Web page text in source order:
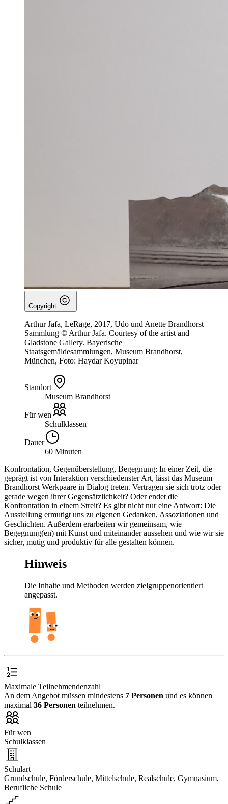
Copyright
Arthur Jafa, LeRage, 2017, Udo und Anette Brandhorst
Sammlung © Arthur Jafa. Courtesy of the artist and
Gladstone Gallery. Bayerische
Staatsgemäldesammlungen, Museum Brandhorst,
München, Foto: Haydar Koyupinar
Standort
Museum Brandhorst
Für wen
Schulklassen
Dauer
60 Minuten
Konfrontation, Gegenüberstellung, Begegnung: In einer Zeit, die
geprägt ist von Interaktion verschiedenster Art, lässt das Museum
Brandhorst Werkpaare in Dialog treten. Vertragen sie sich trotz oder
gerade wegen ihrer Gegensätzlichkeit? Oder endet die
Konfrontation in einem Streit? Es gibt nicht nur eine Antwort: Die
Ausstellung ermutigt uns zu eigenen Gedanken, Assoziationen und
Geschichten. Außerdem erarbeiten wir gemeinsam, wie
Begegnung(en) mit Kunst und miteinander aussehen und wie wir sie
sicher, mutig und produktiv für alle gestalten können.
Hinweis
Die Inhalte und Methoden werden zielgruppenorientiert
angepasst.
Maximale Teilnehmendenzahl
An dem Angebot müssen mindestens 7 Personen und es können
maximal 36 Personen teilnehmen.
Für wen
Schulklassen
Schulart
Grundschule, Förderschule, Mittelschule, Realschule, Gymnasium,
Berufliche Schule